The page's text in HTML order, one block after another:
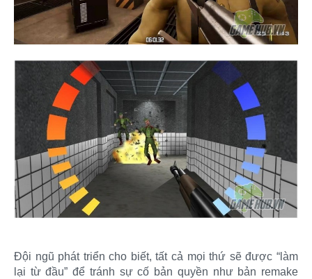
Đội ngũ phát triển cho biết, tất cả mọi thứ sẽ được “làm
lại từ đầu” để tránh sự cố bản quyền như bản remake